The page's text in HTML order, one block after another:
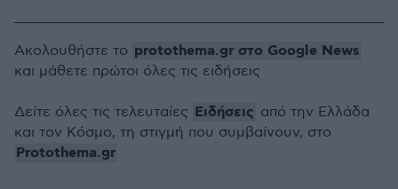
Ακολουθήστε το protothema.gr στο Google News
και μάθετε πρώτοι όλες τις ειδήσεις
Δείτε όλες τις τελευταίες Ειδήσεις από την Ελλάδα
και τον Κόσμο, τη στιγμή που συμβαίνουν, στο
Protothema.gr